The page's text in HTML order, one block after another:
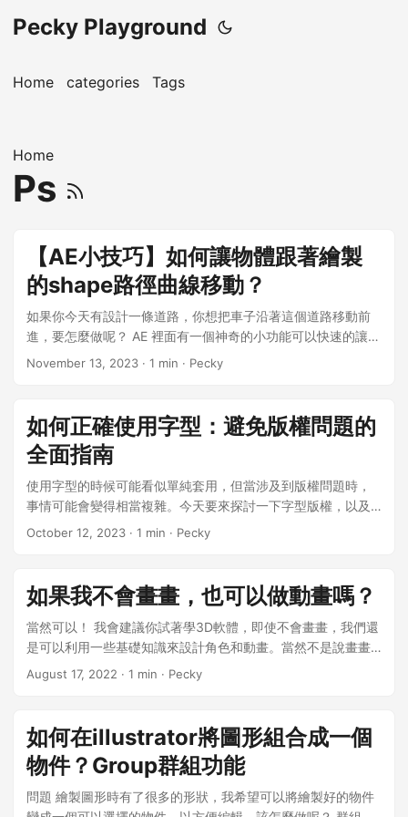
Pecky Playground
Home categories Tags
Home
Ps
【AE小技巧】如何讓物體跟著繪製
的shape路徑曲線移動？
如果你今天有設計一條道路，你想把車子沿著這個道路移動前
進，要怎麼做呢？ AE 裡面有一個神奇的小功能可以快速的讓物
體跟著我們繪製的路徑移動哦～ 先讓我們看一下我們的圖層：
目的是要取得這個路徑的資訊。 下一步我們使用快捷鍵
Ctrl(Command)+C 把這個路徑的資訊複製起來。 來到「車」
這個圖層，使用快捷鍵 P 將position 這個屬性叫出來： 「選
擇」position這個屬性（這部很重要哦～）： 使用
Ctrl(Command)+V 貼上，你會發現車車的 position 屬性多了一
些 key： 有些位置跑掉沒關係，在 key 全部選取的時候可以進
行調整，把他調到適當的位置： 播放看看就會發現車車跟著路
你遇到路徑的方向跟你要的不一樣，會遇到這個問題通常是因
illustrator 來修正哦～ 先選取要修正的路徑： 在選單的 物件 >
路徑 > 反轉路徑方向，點擊之後就會反轉了哦～ 之後再重新把
路徑放到 AE 裡就可以了👍🏻️ 試試看吧！
November 13, 2023 · 1 min · Pecky
如何正確使用字型：避免版權問題的
全面指南
使用字型的時候可能看似單純套用，但當涉及到版權問題時，
事情可能會變得相當複雜。今天要來探討一下字型版權，以及
設計師、企業和一般人該如何正確地使用它們。 為什麼字型版
者往往需要購買商業授權。個人使用通常是例如自己製作生日
卡給家人、自己製作自己使用的貼紙等等不涉及商業用途行為
的使用，商業用途則是例如設計師接案、在公司製作專案，中
間有經過商業交易的都算是商業用途喔～ 法律問題 不正當使用
字型可能導致法律問題，包括但不限於罰款和訴訟。某些字體
公司甚至會免費開發使用，但如果被發現被使用在商業專案上
需要花費非常大的功夫，尤其是中文字型，設計師需花費大量
時間和精力來創造字型，所以他們有權限制字型的使用。我們
使用者也可以抱持著支持他們的心情來付費使用！ 如何合法使
師，也確保了你避免了法律問題。網路上的免費字型不代表可
October 12, 2023 · 1 min · Pecky
如果我不會畫畫，也可以做動畫嗎？
當然可以！ 我會建議你試著學3D軟體，即使不會畫畫，我們還
是可以利用一些基礎知識來設計角色和動畫。當然不是說畫畫
對3D動畫沒有幫助，但只要學會一些基礎的解剖學、動畫原理
認不算是畫得很好的人，但我很喜歡角色，當時每天每天都在
畫角色，所以也有研究一點解剖學，因此人體肌肉可以怎麼轉
動、POSE怎麼擺、比例怎麼抓都多少懂一點，後來沒想到在
3D的世界裡這些概念都有用上。我可以跟大家分享的是我一開
始學習3D軟體的時候其實很沒有信心，我印象很深刻的是我還
August 17, 2022 · 1 min · Pecky
如何在illustrator將圖形組合成一個
物件？Group群組功能
問題 繪製圖形時有了很多的形狀，我希望可以將繪製好的物件